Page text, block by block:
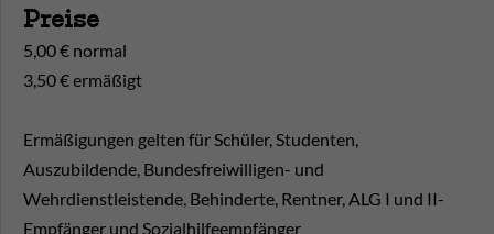
Preise
5,00 € normal
3,50 € ermäßigt
Ermäßigungen gelten für Schüler, Studenten,
Auszubildende, Bundesfreiwilligen- und
Wehrdienstleistende, Behinderte, Rentner, ALG I und II-
Empfänger und Sozialhilfeempfänger